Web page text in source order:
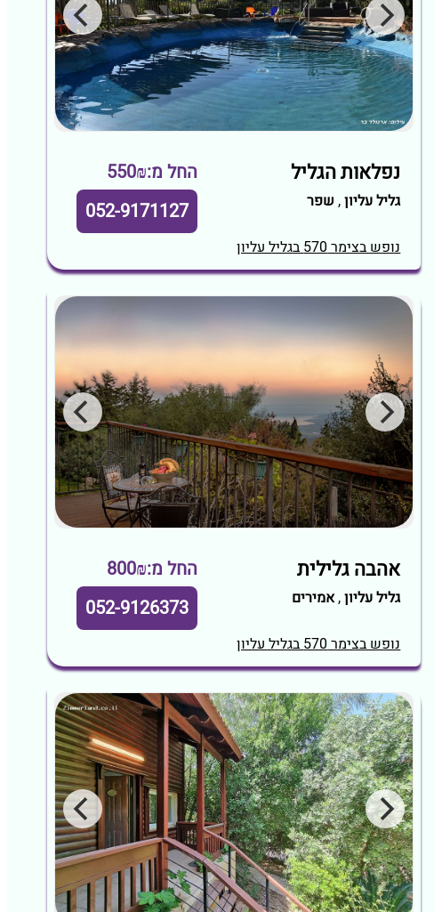
נפלאות הגליל החל מ:550₪
גליל עליון, שפר 052-9171127
נופש בצימר 570 בגליל עליון
אהבה גלילית החל מ:800₪
גליל עליון,אמירים 052-9126373
נופש בצימר 570 בגליל עליון